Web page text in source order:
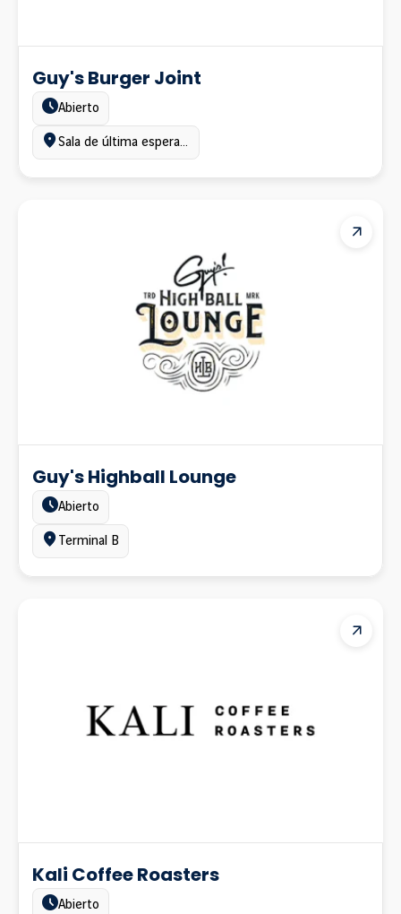
Guy's Burger Joint
Estado:
Abierto
Ubicación: Sala de última espera, Terminal A
Guy's Highball Lounge
Estado:
Abierto
Ubicación:
Terminal B
Kali Coffee Roasters
Estado:
Abierto